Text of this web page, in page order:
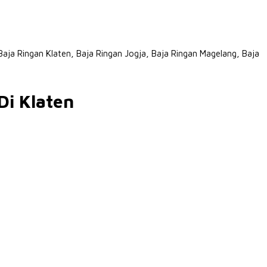
Ringan Klaten, Baja Ringan Jogja, Baja Ringan Magelang, Baja
Klaten